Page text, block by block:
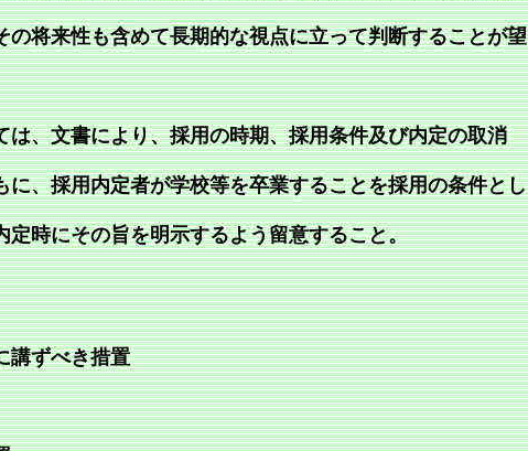
の将来性も含めて長期的な視点に立って判断することが望
は、文書により、採用の時期、採用条件及び内定の取消
に、採用内定者が学校等を卒業することを採用の条件とし
定時にその旨を明示するよう留意すること。
講ずべき措置